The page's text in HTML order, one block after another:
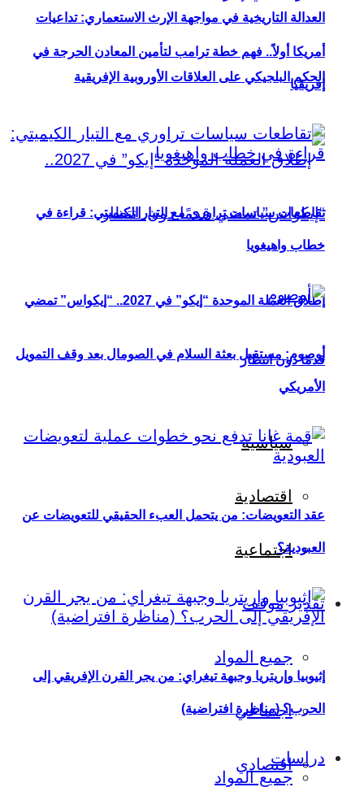
العدالة التاريخية في مواجهة الإرث الاستعماري: تداعيات
الحكم البلجيكي على العلاقات الأوروبية الإفريقية
إطلاق العملة الموحدة “إيكو” في 2027.. “إيكواس” تمضي
قدمًا دون انتظار
سياسية
اقتصادية
اجتماعية
تقدير موقف
جميع المواد
اجتماعي
اقتصادي
أمريكا أولاً.. فهم خطة ترامب لتأمين المعادن الحرجة في
إفريقيا
تقاطعات سياسات تراوري مع التيار الكيميتي: قراءة في
خطاب واهيغويا
أوصوم: مستقبل بعثة السلام في الصومال بعد وقف التمويل
الأمريكي
عقد التعويضات: من يتحمل العبء الحقيقي للتعويضات عن
العبودية؟
إثيوبيا وإريتريا وجبهة تيغراي: من يجر القرن الإفريقي إلى
الحرب؟ (مناظرة افتراضية)
دراسات
جميع المواد